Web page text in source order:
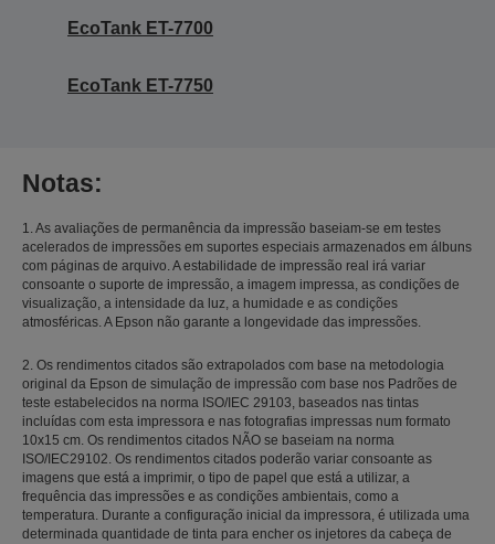
EcoTank ET-7700
EcoTank ET-7750
Notas:
1. As avaliações de permanência da impressão baseiam-se em testes
acelerados de impressões em suportes especiais armazenados em álbuns
com páginas de arquivo. A estabilidade de impressão real irá variar
consoante o suporte de impressão, a imagem impressa, as condições de
visualização, a intensidade da luz, a humidade e as condições
atmosféricas. A Epson não garante a longevidade das impressões.
2. Os rendimentos citados são extrapolados com base na metodologia
original da Epson de simulação de impressão com base nos Padrões de
teste estabelecidos na norma ISO/IEC 29103, baseados nas tintas
incluídas com esta impressora e nas fotografias impressas num formato
10x15 cm. Os rendimentos citados NÃO se baseiam na norma
ISO/IEC29102. Os rendimentos citados poderão variar consoante as
imagens que está a imprimir, o tipo de papel que está a utilizar, a
frequência das impressões e as condições ambientais, como a
temperatura. Durante a configuração inicial da impressora, é utilizada uma
determinada quantidade de tinta para encher os injetores da cabeça de